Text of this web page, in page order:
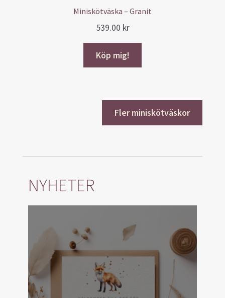
Miniskötväska – Granit
539.00 kr
Köp mig!
Fler miniskötväskor
NYHETER